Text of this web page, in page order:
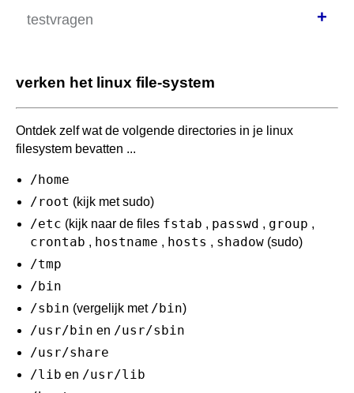
lab-disks-MBR (obsolete)
install ubuntu16.04 server
centOS 7.5-1804 server install
centOS 7.5-1804 customization
ubuntu 22.04 ... 18.04 server install
ubuntu 22.04 .. 18.04 netplan
install LUBUNTU 20.04
howto remote connect
herh basiscommandos
herh.oefening basis 2
herh.oefening disks
herh.oefening apache
herh.oefening samba
+
testvragen
netwerk
allerlei (basis)
softwares (apt)
verken het linux file-system
Ontdek zelf wat de volgende directories in je linux
filesystem bevatten ...
/home
/root (kijk met sudo)
/etc (kijk naar de files fstab , passwd , group ,
crontab , hostname , hosts , shadow(sudo)
/tmp
/bin
/sbin (vergelijk met /bin)
/usr/bin en /usr/sbin
/usr/share
/lib en /usr/lib